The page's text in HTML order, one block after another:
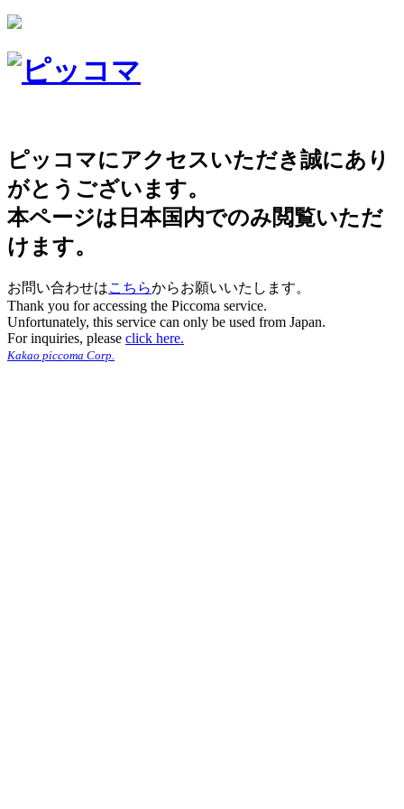
ピッコマにアクセスいただき誠にあり
がとうございます。
本ページは日本国内でのみ閲覧いただ
けます。
お問い合わせはこちらからお願いいたします。
Thank you for accessing the Piccoma service.
Unfortunately, this service can only be used from Japan.
For inquiries, please click here.
Kakao piccoma Corp.